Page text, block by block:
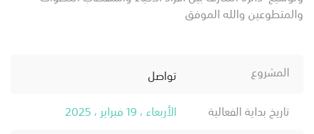
والمتطوعين والله الموفق
المشروع
تواصل
تاريخ بداية الفعالية
الأربعاء ، 19 فبراير ، 2025